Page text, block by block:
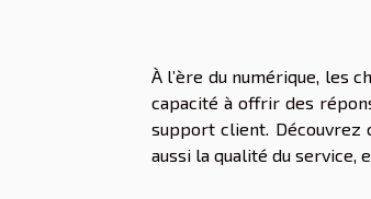
À l’ère du numérique, les
capacité à offrir des
support client. Découvrez
aussi la qualité du service,